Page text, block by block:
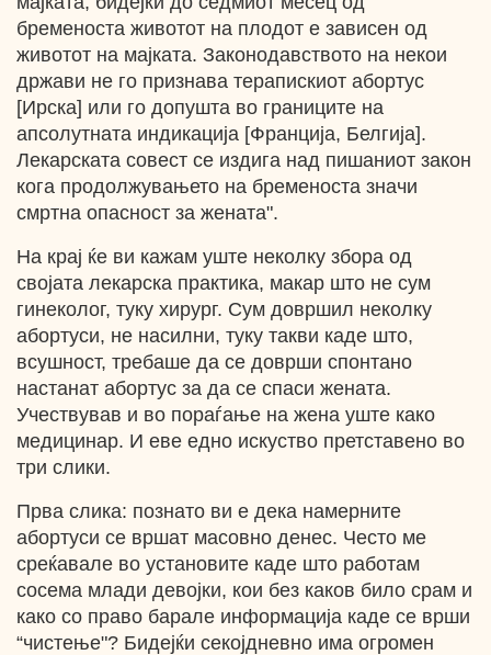
бременоста животот на плодот е зависен од
животот на мајката. Законодавството на некои
држави не го признава терапискиот абортус
[Ирска] или го допушта во границите на
апсолутната индикација [Франција, Белгија].
Лекарската совест се издига над пишаниот закон
кога продолжувањето на бременоста значи
смртна опасност за жената".
На крај ќе ви кажам уште неколку збора од
својата лекарска практика, макар што не сум
гинеколог, туку хирург. Сум довршил неколку
абортуси, не насилни, туку такви каде што,
всушност, требаше да се доврши спонтано
настанат абортус за да се спаси жената.
Учествував и во пораѓање на жена уште како
медицинар. И еве едно искуство претставено во
три слики.
Прва слика: познато ви е дека намерните
абортуси се вршат масовно денес. Често ме
среќавале во установите каде што работам
сосема млади девојки, кои без каков било срам и
како со право барале информација каде се врши
“чистење"? Бидејќи секојдневно има огромен